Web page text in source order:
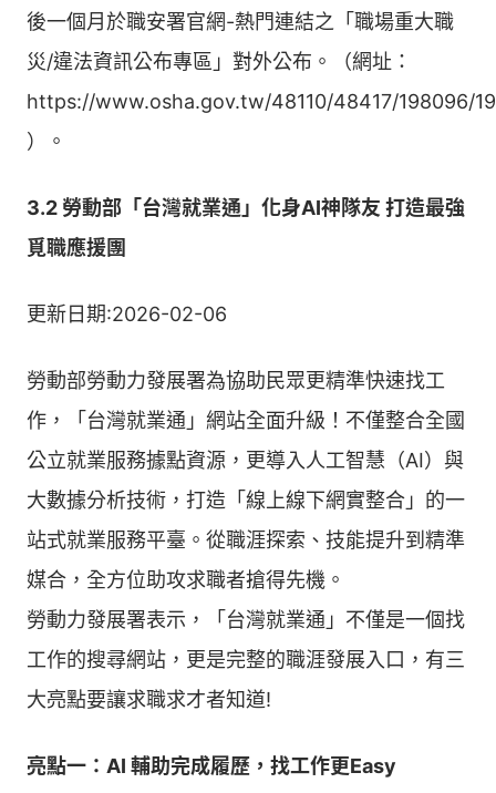
後一個月於職安署官網-熱門連結之「職場重大職
災/違法資訊公布專區」對外公布。（網址：
https://www.osha.gov.tw/48110/48417/198096/
）。
3.2 勞動部「台灣就業通」化身AI神隊友 打造最強
覓職應援團
更新日期:2026-02-06
勞動部勞動力發展署為協助民眾更精準快速找工
作，「台灣就業通」網站全面升級！不僅整合全國
公立就業服務據點資源，更導入人工智慧（AI）與
大數據分析技術，打造「線上線下網實整合」的一
站式就業服務平臺。從職涯探索、技能提升到精準
媒合，全方位助攻求職者搶得先機。
勞動力發展署表示，「台灣就業通」不僅是一個找
工作的搜尋網站，更是完整的職涯發展入口，有三
大亮點要讓求職求才者知道!
亮點一：AI 輔助完成履歷，找工作更Easy